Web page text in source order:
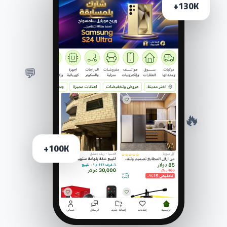
130K+
100K+
🔥
💬